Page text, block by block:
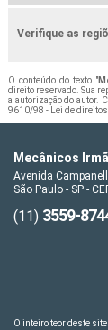
Verifique as
O conteúdo do texto "
direito reservado. Sua
a autorização do autor.
9610/98 - Lei de
Mecânicos
Avenida
São Paulo - SP -
(11) 3559-
O inteiro teor deste